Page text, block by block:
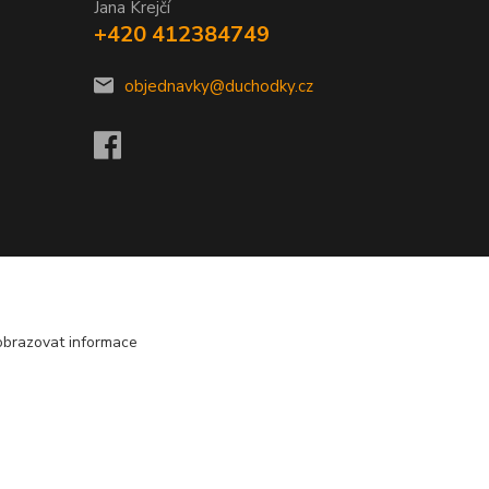
Jana Krejčí
+420 412384749
objednavky@duchodky.cz
informace